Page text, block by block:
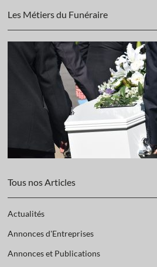
Les Métiers du Funéraire
Tous nos Articles
Actualités
Annonces d'Entreprises
Annonces et Publications